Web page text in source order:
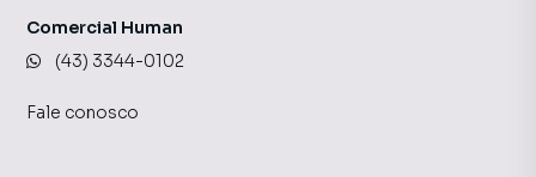
Comercial Human
(43) 3344-0102
Fale conosco